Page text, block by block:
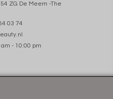
ZG De Meern -The
03 74
- 10:00 pm